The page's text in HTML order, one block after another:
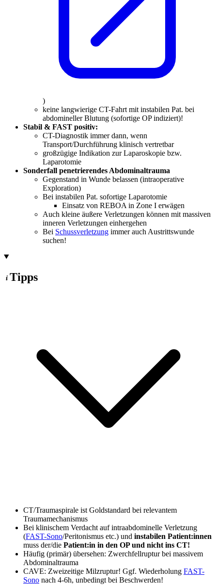
)
keine langwierige CT-Fahrt mit instabilen Pat. bei
abdomineller Blutung (sofortige OP indiziert)!
Stabil & FAST positiv:
CT-Diagnostik immer dann, wenn
Transport/Durchführung klinisch vertretbar
großzügige Indikation zur Laparoskopie bzw.
Laparotomie
Sonderfall penetrierendes Abdominaltrauma
Gegenstand in Wunde belassen (intraoperative
Exploration)
Bei instabilen Pat. sofortige Laparotomie
Einsatz von REBOA in Zone I erwägen
Auch kleine äußere Verletzungen können mit massiven
inneren Verletzungen einhergehen
Bei Schussverletzung immer auch Austrittswunde
suchen!
Tipps
CT/Traumaspirale ist Goldstandard bei relevantem
Traumamechanismus
Bei klinischem Verdacht auf intraabdominelle Verletzung
(FAST-Sono/Peritonismus etc.) und instabilen Patient:innen
muss der/die Patient:in in den OP und nicht ins CT!
Häufig (primär) übersehen: Zwerchfellruptur bei massivem
Abdominaltrauma
CAVE: Zweizeitige Milzruptur! Ggf. Wiederholung FAST-
Sono nach 4-6h, unbedingt bei Beschwerden!